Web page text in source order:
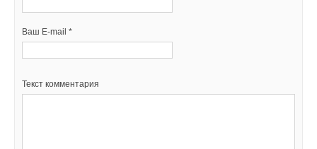
Ваш E-mail *
Текст комментария